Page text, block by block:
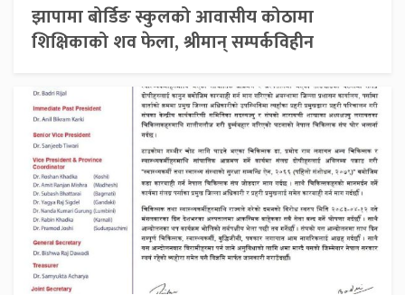
झापामा बोर्डिङ स्कुलको आवासीय कोठामा
शिक्षिकाको शव फेला, श्रीमान् सम्पर्कविहीन